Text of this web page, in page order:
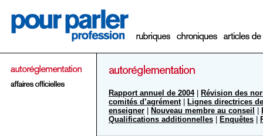
Rapport annuel de 2004|
Révision des
comités d’agrément|
Lignes directrices
enseigner
Nouveau membre au conseil
Qualifications additionnelles
Enquêtes